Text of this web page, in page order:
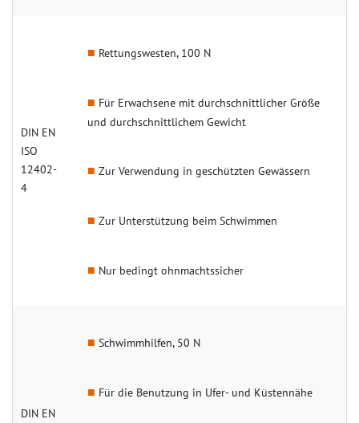
DIN EN
ISO
12402-
4
Rettungswesten, 100 N
Für Erwachsene mit durchschnittlicher Größe
und durchschnittlichem Gewicht
Zur Verwendung in geschützten Gewässern
Zur Unterstützung beim Schwimmen
Nur bedingt ohnmachtssicher
DIN EN
Schwimmhilfen, 50 N
Für die Benutzung in Ufer- und Küstennähe